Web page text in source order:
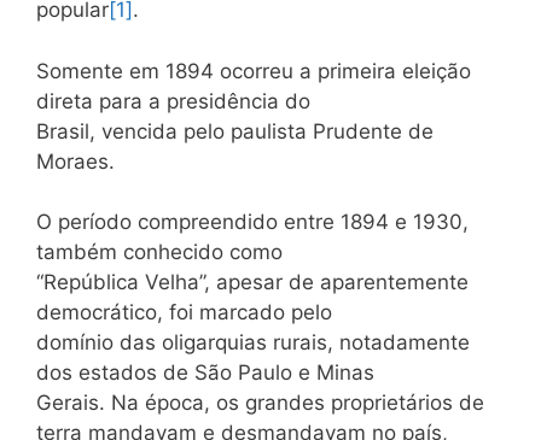
popular[1] .
Somente em 1894 ocorreu a primeira eleição
direta para a presidência do
Brasil, vencida pelo paulista Prudente de
Moraes.
O período compreendido entre 1894 e 1930,
também conhecido como
“República Velha”, apesar de aparentemente
democrático, foi marcado pelo
domínio das oligarquias rurais, notadamente
dos estados de São Paulo e Minas
Gerais. Na época, os grandes proprietários de
terra mandavam e desmandavam no país,